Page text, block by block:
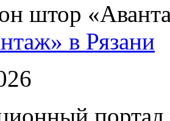
в Рязани
портал